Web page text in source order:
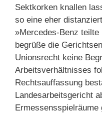
Sektkorken knallen
so eine eher
»Mercedes-Benz
begrüße die
Unionsrecht keine
Arbeitsverhältnisses
Rechtsauffassung
Landesarbeitsgericht
Ermessensspielräume